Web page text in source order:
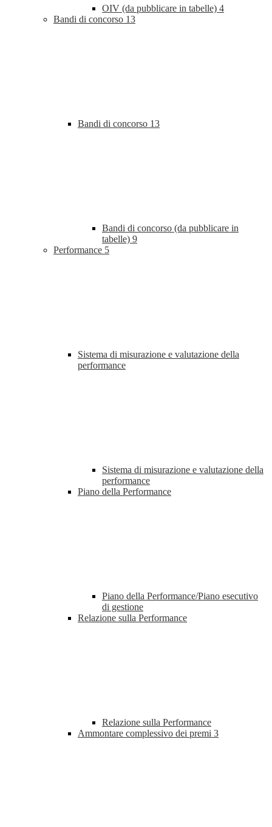
OIV (da pubblicare in tabelle) 4
Bandi di concorso 13
Bandi di concorso 13
Bandi di concorso (da pubblicare in
tabelle) 9
Performance 5
Sistema di misurazione e valutazione della
performance
Sistema di misurazione e valutazione della
performance
Piano della Performance
Piano della Performance/Piano esecutivo
di gestione
Relazione sulla Performance
Relazione sulla Performance
Ammontare complessivo dei premi 3